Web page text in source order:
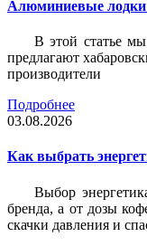
Алюминиевые лодки
В этой статье
предлагают
производители
Подробнее
03.08.2026
Как выбрать
Выбор
бренда, а от дозы
скачки давления и